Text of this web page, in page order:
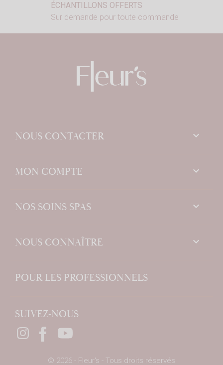
ÉCHANTILLONS OFFERTS
Sur demande pour toute commande
NOUS CONTACTER keyboard_arrow_down
MON COMPTE 
NOS SOINS SPAS 
NOUS CONNAÎTRE 
POUR LES PROFESSIONNELS
SUIVEZ-NOUS
© 2026 - Fleur's - Tous droits réservés